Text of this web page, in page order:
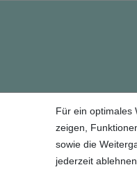
Für ein optimales
zeigen,
sowie die
jederzeit